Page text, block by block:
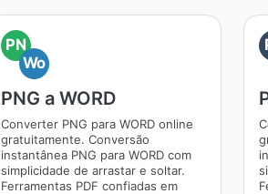
PN
Wo
PNG a WORD
Converter PNG para WORD online
gratuitamente. Conversão
instantânea PNG para WORD com
simplicidade de arrastar e soltar.
Ferramentas PDF confiadas em